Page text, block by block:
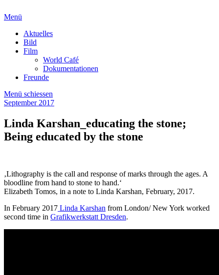
Menü
Aktuelles
Bild
Film
World Café
Dokumentationen
Freunde
Menü schiessen
September 2017
Linda Karshan_educating the stone;
Being educated by the stone
‚Lithography is the call and response of marks through the ages. A
bloodline from hand to stone to hand.‘
Elizabeth Tomos, in a note to Linda Karshan, February, 2017.
In February 2017 Linda Karshan from London/ New York worked
second time in Grafikwerkstatt Dresden.